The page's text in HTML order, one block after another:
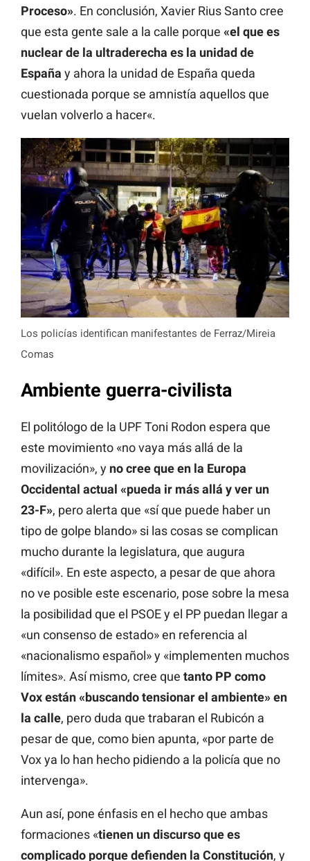
Proceso». En conclusión, Xavier Rius Santo cree
que esta gente sale a la calle porque «el que es
nuclear de la ultraderecha es la unidad de
España y ahora la unidad de España queda
cuestionada porque se amnistía aquellos que
vuelan volverlo a hacer«.
Los policías identifican manifestantes de Ferraz/Mireia
Comas
Ambiente guerra-civilista
El politólogo de la UPF Toni Rodon espera que
este movimiento «no vaya más allá de la
movilización», y no cree que en la Europa
Occidental actual «pueda ir más allá y ver un
23-F», pero alerta que «sí que puede haber un
tipo de golpe blando» si las cosas se complican
mucho durante la legislatura, que augura
«difícil». En este aspecto, a pesar de que ahora
no ve posible este escenario, pose sobre la mesa
la posibilidad que el PSOE y el PP puedan llegar a
«un consenso de estado» en referencia al
«nacionalismo español» y «implementen muchos
límites». Así mismo, cree que tanto PP como
Vox están «buscando tensionar el ambiente» en
la calle, pero duda que trabaran el Rubicón a
pesar de que, como bien apunta, «por parte de
Vox ya lo han hecho pidiendo a la policía que no
intervenga».
Aun así, pone énfasis en el hecho que ambas
formaciones «tienen un discurso que es
complicado porque defienden la Constitución, y